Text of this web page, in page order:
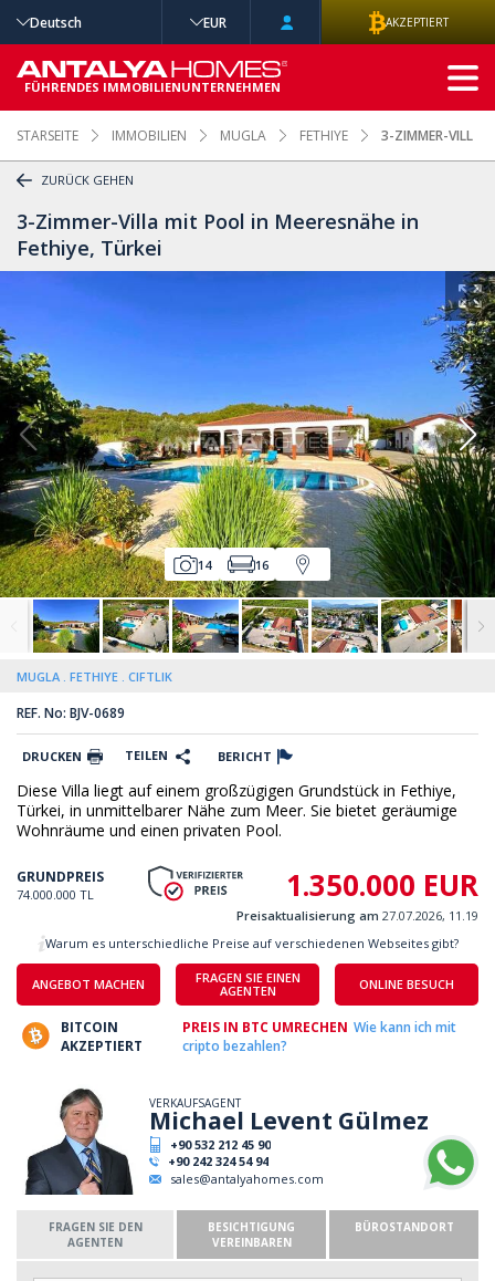
STARSEITE IMMOBILIEN MUGLA FETHIYE 3-ZIMMER-VILLA
ZURÜCK GEHEN
3-Zimmer-Villa mit Pool in Meeresnähe in
Fethiye, Türkei
14 16
MUGLA FETHIYE CIFTLIK
REF. No: BJV-0689
DRUCKEN TEILEN BERICHT
Diese Villa liegt auf einem großzügigen Grundstück in Fethiye,
Türkei, in unmittelbarer Nähe zum Meer. Sie bietet geräumige
Wohnräume und einen privaten Pool.
GRUNDPREIS
74.000.000 TL 1.350.000 EUR
Preisaktualisierung am 27.07.2026, 11.19
ANGEBOT MACHEN
FRAGEN SIE EINEN
AGENTEN
ONLINE BESUCH
Warum es unterschiedliche Preise auf verschiedenen Webseites gibt?
BITCOIN
AKZEPTIERT
PREIS IN BTC UMRECHEN Wie kann ich mit
cripto bezahlen?
VERKAUFSAGENT
Michael Levent Gülmez
+90 532 212 45 90
+90 242 324 54 94
sales@antalyahomes.com
FRAGEN SIE DEN
AGENTEN
BESICHTIGUNG
VEREINBAREN
BÜROSTANDORT
Deutsch EUR AKZEPTIERT
FÜHRENDES IMMOBILIENUNTERNEHMEN
ERWEITERTE
SUCHE